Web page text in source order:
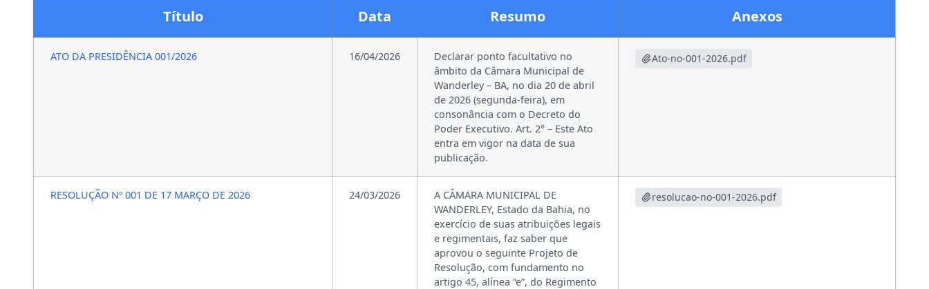
Título Data Resumo Anexos
ATO DA PRESIDÊNCIA 001/2026 16/04/2026
Declarar ponto facultativo no
âmbito da Câmara Municipal de
Wanderley – BA, no dia 20 de abril
de 2026 (segunda-feira), em
consonância com o Decreto do
Poder Executivo. Art. 2° – Este Ato
entra em vigor na data de sua
publicação.
Ato-no-001-2026.pdf
RESOLUÇÃO Nº 001 DE 17 MARÇO DE 2026 24/03/2026
A CÂMARA MUNICIPAL DE
WANDERLEY, Estado da Bahia, no
exercício de suas atribuições legais
e regimentais, faz saber que
aprovou o seguinte Projeto de
Resolução, com fundamento no
artigo 45, alínea “e”, do Regimento
resolucao-no-001-2026.pdf